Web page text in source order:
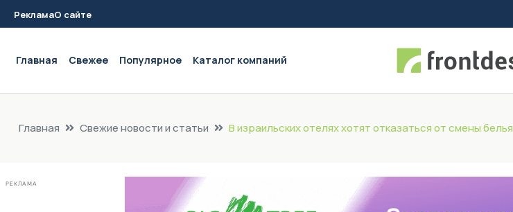
РекламаО сайте
Главная Свежее Популярное Каталог компаний
Главная Свежие новости и статьи В израильских отелях хотят отказаться от смены белья
РЕКЛАМА